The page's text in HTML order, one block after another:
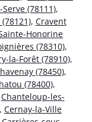
(78111),
, Cravent
Honorine
(78310),
la-Forêt (78910),
(78450),
(78400),
Chanteloup-les-
, Cernay-la-Ville